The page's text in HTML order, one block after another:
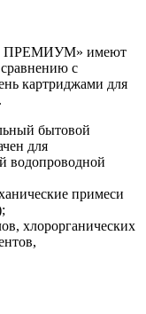
ПРЕМИУМ» имеют
с
картриджами для
бытовой
для
водопроводной
примеси
хлорорганических